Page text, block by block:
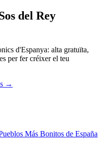
del Rey
d'Espanya: alta gratuïta,
per fer créixer el teu
→
Más Bonitos de España